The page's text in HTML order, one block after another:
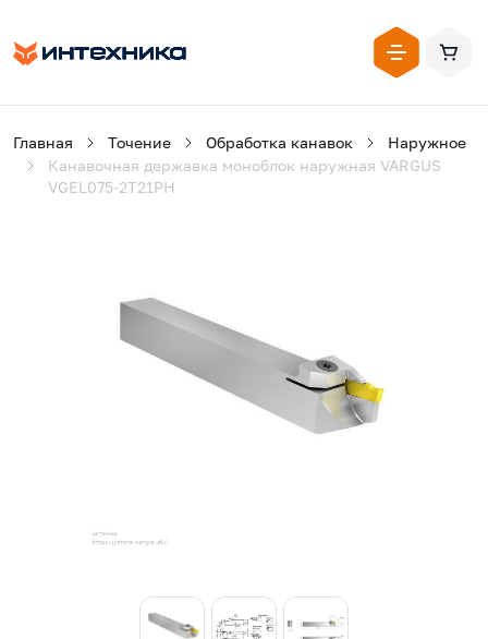
Главная Точение Обработка канавок
Наружное
Канавочная державка моноблок наружная VARGUS
VGEL075-2T21PH